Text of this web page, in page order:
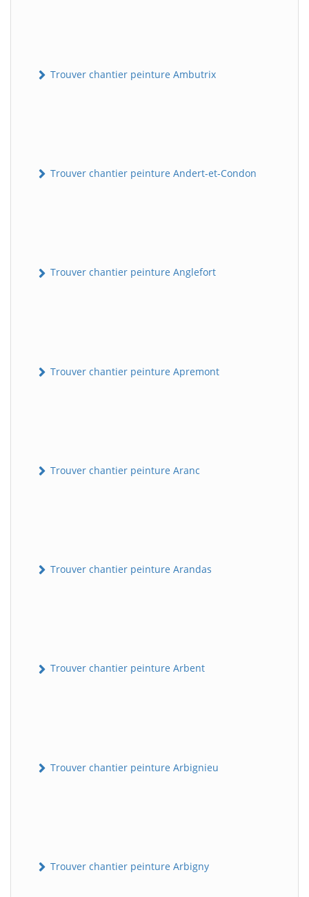
Trouver chantier peinture Ambutrix
Trouver chantier peinture Andert-et-Condon
Trouver chantier peinture Anglefort
Trouver chantier peinture Apremont
Trouver chantier peinture Aranc
Trouver chantier peinture Arandas
Trouver chantier peinture Arbent
Trouver chantier peinture Arbignieu
Trouver chantier peinture Arbigny